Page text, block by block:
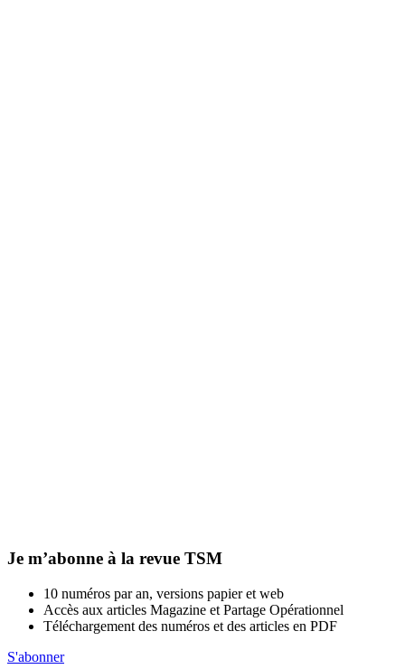
Je m’abonne à la revue TSM
10 numéros par an, versions papier et web
Accès aux articles Magazine et Partage Opérationnel
Téléchargement des numéros et des articles en PDF
S'abonner